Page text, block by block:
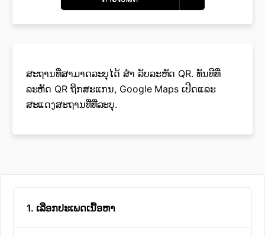
ສະຖານທີ່ສາມາດລະບຸໄດ້ ສຳ ລັບລະຫັດ QR. ທັນທີທີ່
ລະຫັດ QR ຖືກສະແກນ, Google Maps ເປີດແລະ
ສະແດງສະຖານທີ່ທີ່ລະບຸ.
1. ເລືອກປະເພດເນື້ອຫາ